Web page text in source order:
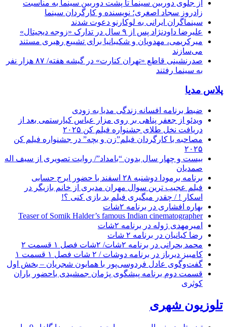
از جلوی دوربین سینما تا پشت دوربین سینما به مناسبت
زادروز سجاد اصغری؛ نویسنده و کارگردان سینما
سینماگران ایرانی به لوکارنو دعوت شدند
علیرضا داودنژاد پس از ۹ سال در تدارک «زوجه دیجیتال»
میرکریمی، مهدویان و شکیبانیا برای تشییع رهبری مستند
می‌سازند
صدرنشینی قاطع «تهران کنارت» در گیشه هفته/ ۸۷ هزار نفر
به سینما رفتند
پلاس مدیا
ضبط برنامه افسانه زندگی مدیا به زودی
ویدئو از جعفر پناهی بر روی مزار عباس کیارستمی بعد از
دریافت نخل طلای جشنواره فیلم کن ۲۰۲۵
مصاحبه با کارگردان فیلم”زن و بچه” در جشنواره فیلم کن
۲۰۲۵
بیست و چهار سال بدون “بامداد”/ روایت تصویری از سیف اله
صمدیان
برنامه برمودا دوشنبه ۲۸ اسفند با حضور ایرج حسابی
فیلم عجیب ترین سوال مهران مدیری از خانم بازیگر در
اسکار ! / چقدر میگیری فیلم بد بازی کنی ؟!
بهاره افشاری در برنامه ۲شات
Teaser of Somik Halder’s famous Indian cinematographer
امیرمهدی ژوله در برنامه ۲شات
رضا کیانیان در برنامه ۲ شات
محمد بحرانی در برنامه ۲شات/ ۲شات فصل ۱ قسمت ۲
کامبیز دیرباز در برنامه دوشات / ۲ شات فصل ۱ قسمت ۱
گفت‌وگوی عادل فردوسی‌پور با همایون شجریان – بخش اول
قسمت دوم برنامه پیشگوی پژمان جمشیدی باحضور باران
کوثری
تلوزیون شهری